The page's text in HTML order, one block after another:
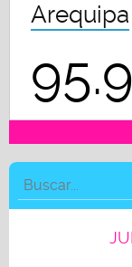
Arequipa
95.9